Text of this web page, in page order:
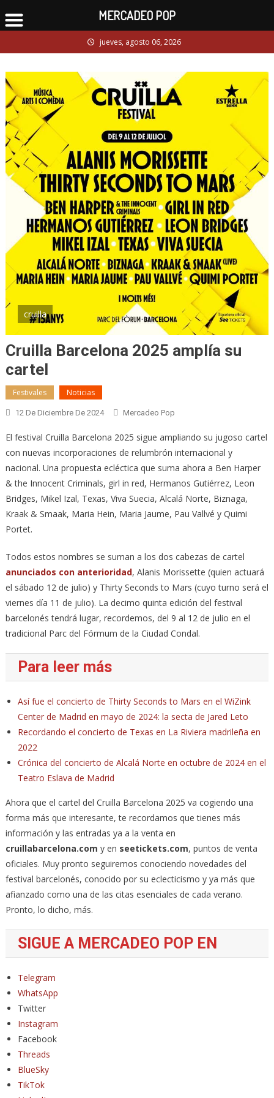
to
jueves, agosto 06, 2026
cruilla
Cruilla Barcelona 2025 amplía su
cartel
Festivales Noticias
12 De Diciembre De 2024 Mercadeo Pop
El festival Cruilla Barcelona 2025 sigue ampliando su jugoso cartel
con nuevas incorporaciones de relumbrón internacional y
nacional. Una propuesta ecléctica que suma ahora a Ben Harper
& the Innocent Criminals, girl in red, Hermanos Gutiérrez, Leon
Bridges, Mikel Izal, Texas, Viva Suecia, Alcalá Norte, Biznaga,
Kraak & Smaak, Maria Hein, Maria Jaume, Pau Vallvé y Quimi
Portet.
Todos estos nombres se suman a los dos cabezas de cartel
anunciados con anterioridad, Alanis Morissette (quien actuará
el sábado 12 de julio) y Thirty Seconds to Mars (cuyo turno será el
viernes día 11 de julio). La decimo quinta edición del festival
barcelonés tendrá lugar, recordemos, del 9 al 12 de julio en el
tradicional Parc del Fórmum de la Ciudad Condal.
Para leer más
Así fue el concierto de Thirty Seconds to Mars en el WiZink
Center de Madrid en mayo de 2024: la secta de Jared Leto
Recordando el concierto de Texas en La Riviera madrileña en
2022
Crónica del concierto de Alcalá Norte en octubre de 2024 en el
Teatro Eslava de Madrid
Ahora que el cartel del Cruilla Barcelona 2025 va cogiendo una
forma más que interesante, te recordamos que tienes más
información y las entradas ya a la venta en
cruillabarcelona.com y en seetickets.com, puntos de venta
oficiales. Muy pronto seguiremos conociendo novedades del
festival barcelonés, conocido por su eclecticismo y ya más que
afianzado como una de las citas esenciales de cada verano.
Pronto, lo dicho, más.
SIGUE A MERCADEO POP EN
Telegram
WhatsApp
Twitter
Instagram
Facebook
Threads
BlueSky
TikTok
MERCADEO POP